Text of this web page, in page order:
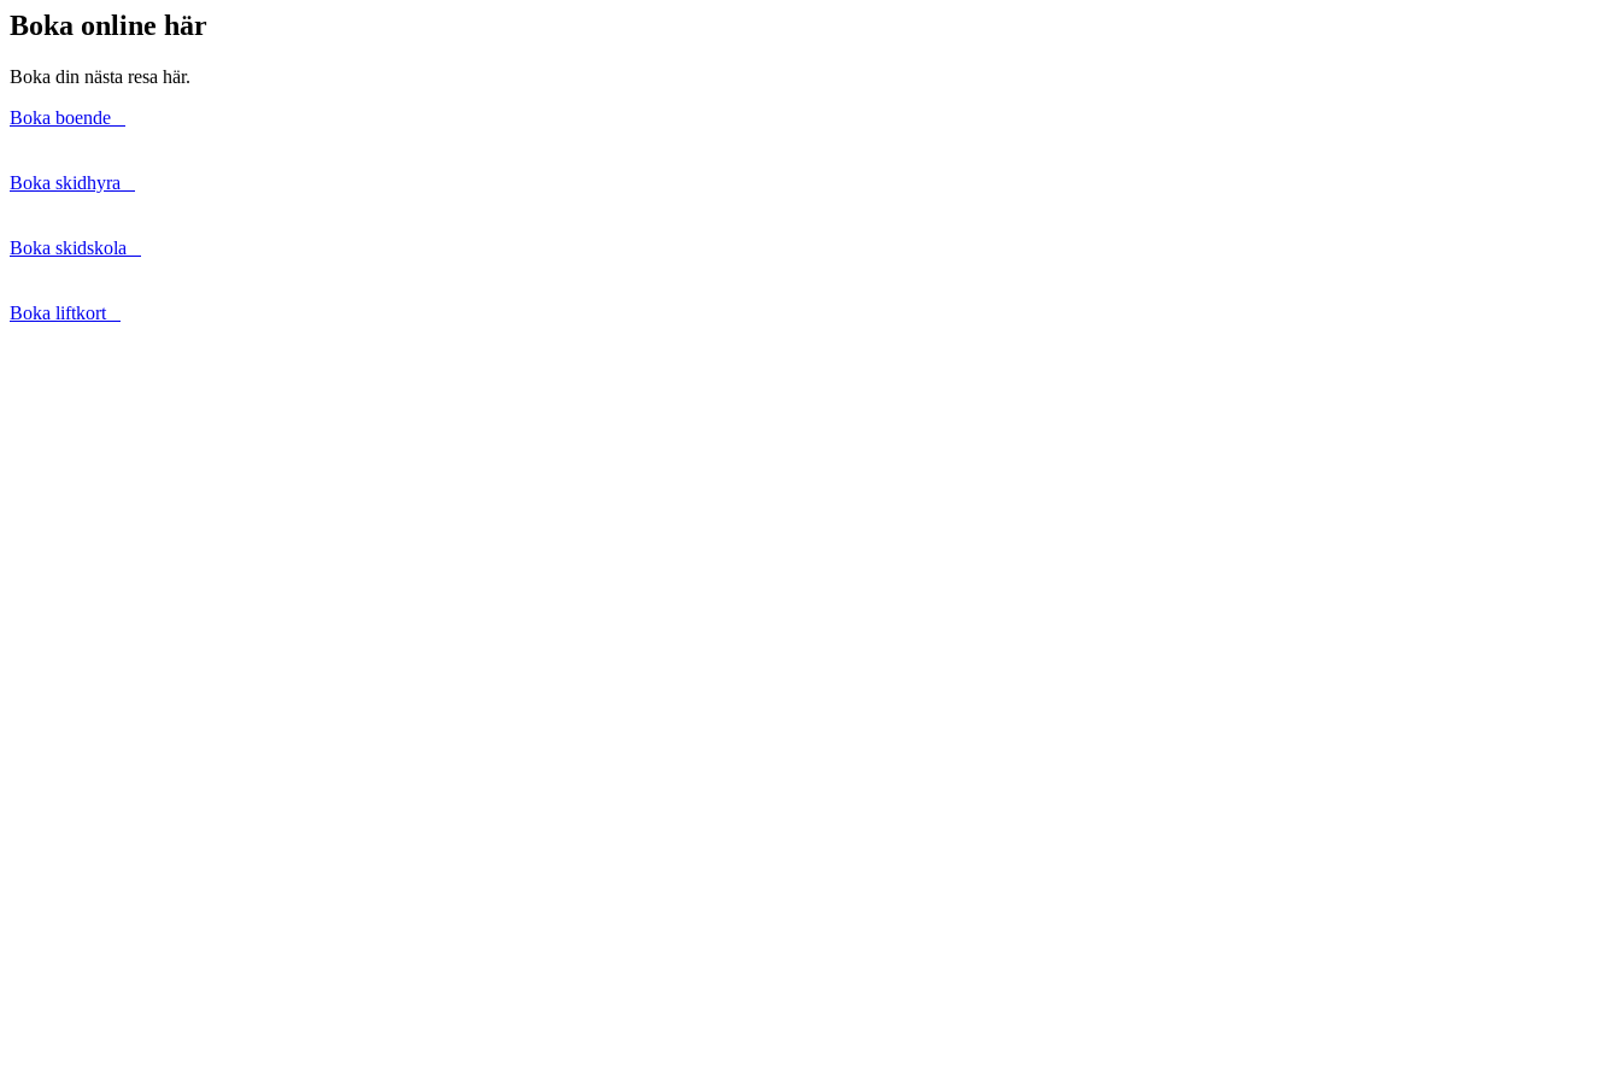
Boka online här
Boka din nästa resa här.
Boka boende
Boka skidhyra
Boka skidskola
Boka liftkort